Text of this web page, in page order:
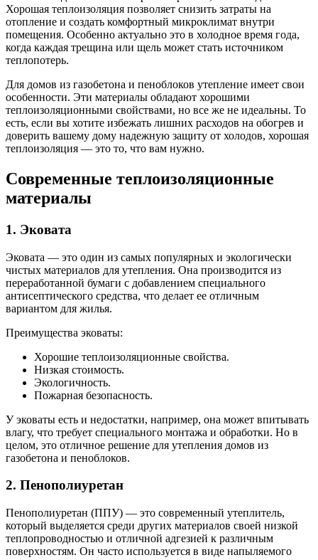
Хорошая теплоизоляция позволяет снизить затраты на
отопление и создать комфортный микроклимат внутри
помещения. Особенно актуально это в холодное время года,
когда каждая трещина или щель может стать источником
теплопотерь.
Для домов из газобетона и пеноблоков утепление имеет свои
особенности. Эти материалы обладают хорошими
теплоизоляционными свойствами, но все же не идеальны. То
есть, если вы хотите избежать лишних расходов на обогрев и
доверить вашему дому надежную защиту от холодов, хорошая
теплоизоляция — это то, что вам нужно.
Современные теплоизоляционные
материалы
1. Эковата
Эковата — это один из самых популярных и экологически
чистых материалов для утепления. Она производится из
переработанной бумаги с добавлением специального
антисептического средства, что делает ее отличным
вариантом для жилья.
Преимущества эковаты:
Хорошие теплоизоляционные свойства.
Низкая стоимость.
Экологичность.
Пожарная безопасность.
У эковаты есть и недостатки, например, она может впитывать
влагу, что требует специального монтажа и обработки. Но в
целом, это отличное решение для утепления домов из
газобетона и пеноблоков.
2. Пенополиуретан
Пенополиуретан (ППУ) — это современный утеплитель,
который выделяется среди других материалов своей низкой
теплопроводностью и отличной адгезией к различным
поверхностям. Он часто используется в виде напыляемого